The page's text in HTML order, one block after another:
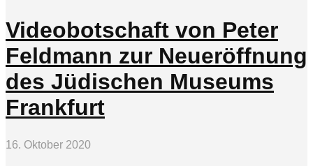
Videobotschaft von Peter
Feldmann zur Neueröffnung
des Jüdischen Museums
Frankfurt
16. Oktober 2020